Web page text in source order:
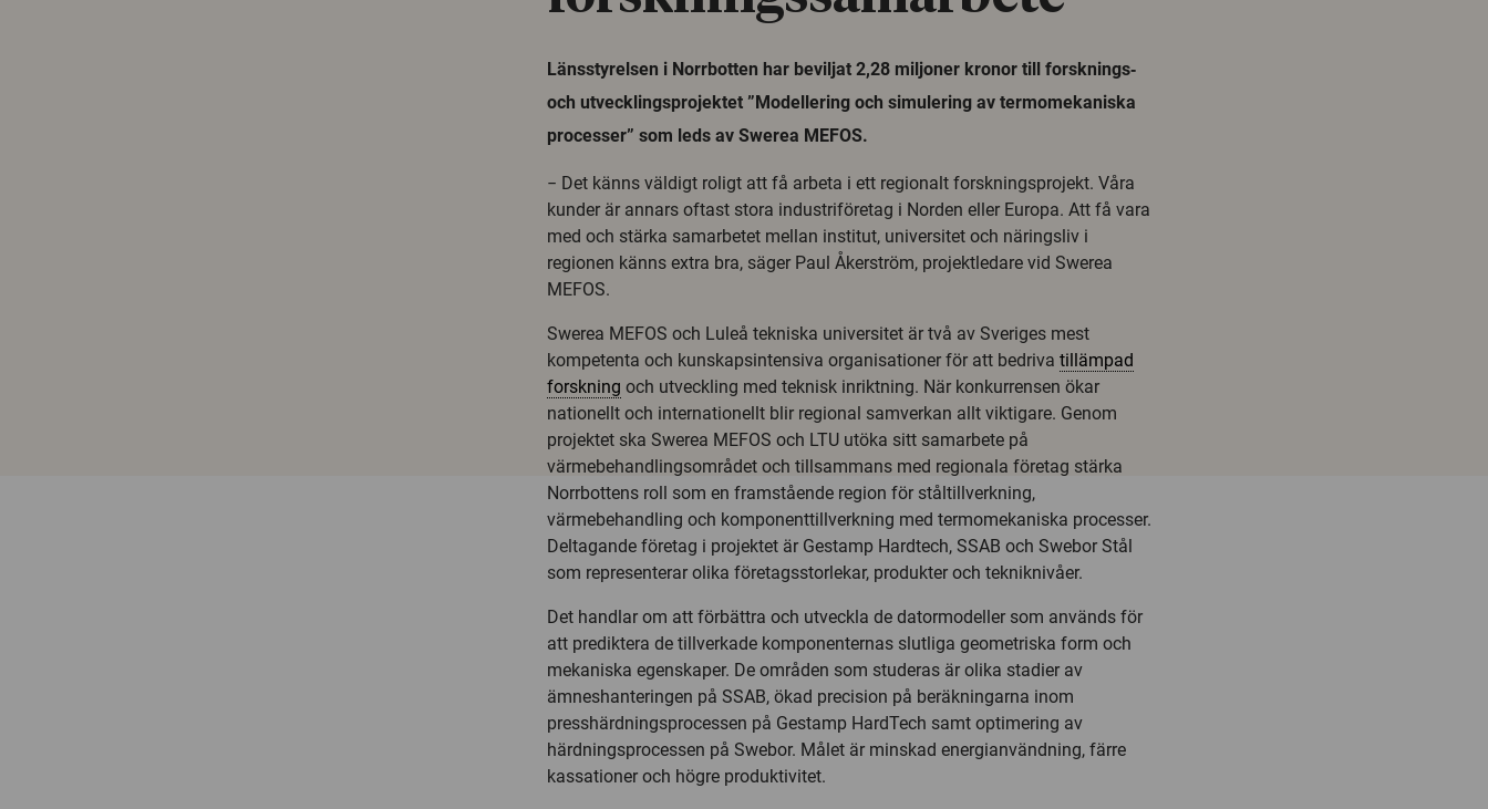
Länsstyrelsen i Norrbotten har beviljat 2,28 miljoner kronor till forsknings‐
och utvecklingsprojektet ”Modellering och simulering av termomekaniska
processer” som leds av Swerea MEFOS.
− Det känns väldigt roligt att få arbeta i ett regionalt forskningsprojekt. Våra
kunder är annars oftast stora industriföretag i Norden eller Europa. Att få vara
med och stärka samarbetet mellan institut, universitet och näringsliv i
regionen känns extra bra, säger Paul Åkerström, projektledare vid Swerea
MEFOS.
Swerea MEFOS och Luleå tekniska universitet är två av Sveriges mest
kompetenta och kunskapsintensiva organisationer för att bedriva tillämpad
forskning och utveckling med teknisk inriktning. När konkurrensen ökar
nationellt och internationellt blir regional samverkan allt viktigare. Genom
projektet ska Swerea MEFOS och LTU utöka sitt samarbete på
värmebehandlingsområdet och tillsammans med regionala företag stärka
Norrbottens roll som en framstående region för ståltillverkning,
värmebehandling och komponenttillverkning med termomekaniska processer.
Deltagande företag i projektet är Gestamp Hardtech, SSAB och Swebor Stål
som representerar olika företagsstorlekar, produkter och tekniknivåer.
Det handlar om att förbättra och utveckla de datormodeller som används för
att prediktera de tillverkade komponenternas slutliga geometriska form och
mekaniska egenskaper. De områden som studeras är olika stadier av
ämneshanteringen på SSAB, ökad precision på beräkningarna inom
presshärdningsprocessen på Gestamp HardTech samt optimering av
härdningsprocessen på Swebor. Målet är minskad energianvändning, färre
kassationer och högre produktivitet.